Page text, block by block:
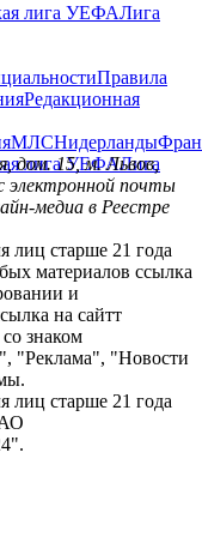
лига УЕФАЛига
Правила
Редакционная
МЛСНидерланды
лига УЕФАЛига
дом. 15, м. Львов,
электронной почты
медиа в Реестре
лиц старше 21 года
материалов ссылка
и
на сайтт
знаком
"Реклама", "Новости
лиц старше 21 года